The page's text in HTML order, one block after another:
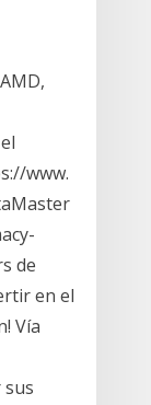
www.
de
en el
Vía